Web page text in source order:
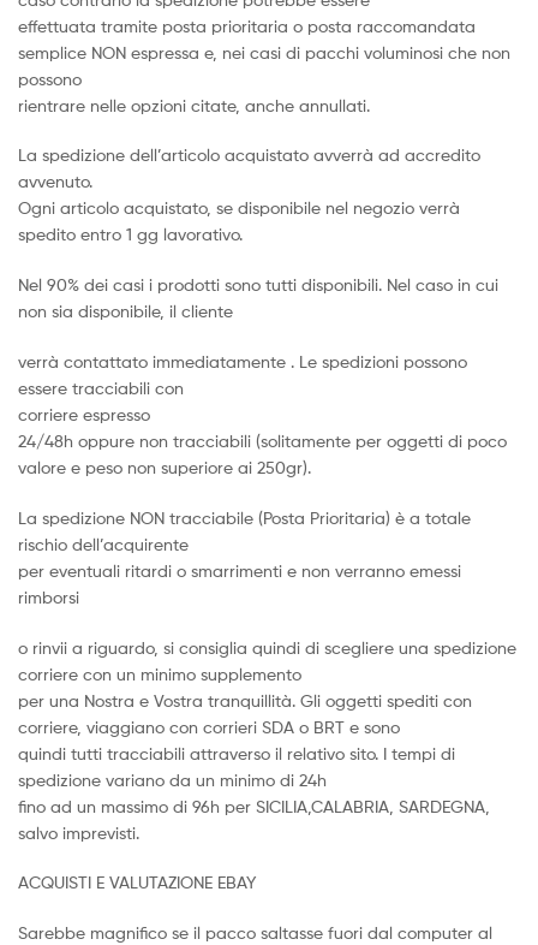
effettuata tramite posta prioritaria o posta raccomandata
semplice NON espressa e, nei casi di pacchi voluminosi che non
possono
rientrare nelle opzioni citate, anche annullati.
La spedizione dell’articolo acquistato avverrà ad accredito
avvenuto.
Ogni articolo acquistato, se disponibile nel negozio verrà
spedito entro 1 gg lavorativo.
Nel 90% dei casi i prodotti sono tutti disponibili. Nel caso in cui
non sia disponibile, il cliente
verrà contattato immediatamente . Le spedizioni possono
essere tracciabili con
corriere espresso
24/48h oppure non tracciabili (solitamente per oggetti di poco
valore e peso non superiore ai 250gr).
La spedizione NON tracciabile (Posta Prioritaria) è a totale
rischio dell’acquirente
per eventuali ritardi o smarrimenti e non verranno emessi
rimborsi
o rinvii a riguardo, si consiglia quindi di scegliere una spedizione
corriere con un minimo supplemento
per una Nostra e Vostra tranquillità. Gli oggetti spediti con
corriere, viaggiano con corrieri SDA o BRT e sono
quindi tutti tracciabili attraverso il relativo sito. I tempi di
spedizione variano da un minimo di 24h
fino ad un massimo di 96h per SICILIA,CALABRIA, SARDEGNA,
salvo imprevisti.
ACQUISTI E VALUTAZIONE EBAY
Sarebbe magnifico se il pacco saltasse fuori dal computer al